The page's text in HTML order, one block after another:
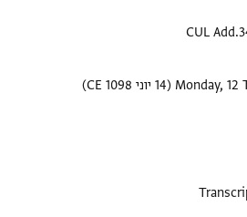
CUL
Monday, 12 (14 יוני 1098 CE)